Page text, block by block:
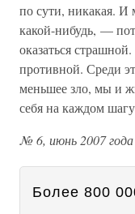
по сути, никакая. И
какой-нибудь, —
оказаться
противной. Среди
меньшее зло, мы и
себя на каждом
№ 6, июнь 2007 года
Более 800